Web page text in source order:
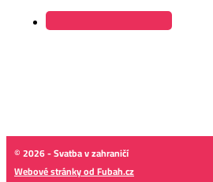
© 2026 - Svatba v zahraničí
Webové stránky od Fubah.cz